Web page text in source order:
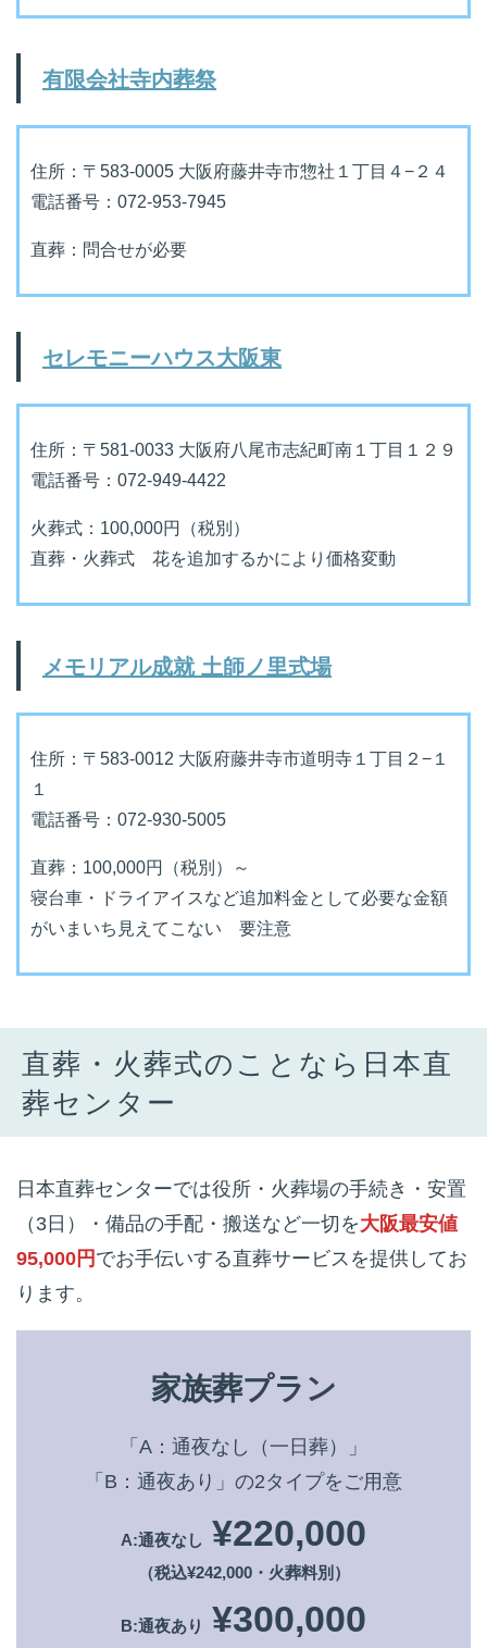
有限会社寺内葬祭
住所：〒583-0005 大阪府藤井寺市惣社１丁目４−２４
電話番号：072-953-7945
直葬：問合せが必要
セレモニーハウス大阪東
住所：〒581-0033 大阪府八尾市志紀町南１丁目１２９
電話番号：072-949-4422
火葬式：100,000円（税別）
直葬・火葬式 花を追加するかにより価格変動
メモリアル成就 土師ノ里式場
住所：〒583-0012 大阪府藤井寺市道明寺１丁目２−１
１
電話番号：072-930-5005
直葬：100,000円（税別）～
寝台車・ドライアイスなど追加料金として必要な金額
がいまいち見えてこない 要注意
直葬・火葬式のことなら日本直
葬センター
日本直葬センターでは役所・火葬場の手続き・安置
（3日）・備品の手配・搬送など一切を大阪最安値
95,000円 でお手伝いする直葬サービスを提供してお
ります。
家族葬プラン
「A：通夜なし（一日葬）」
「B：通夜あり」の2タイプをご用意
A:通夜なし ¥220,000
（税込¥242,000・火葬料別）
B:通夜あり ¥300,000